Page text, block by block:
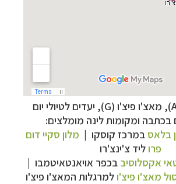
מאצ'ו פיצ'ו (G), יעדים לטיולי יום
בכתבה ומקומות לינה מומלצים:
בלאס במרכז קוסקו | מלון סקיי דום
פרוליד צ'ינצ'רו
אקסלוסיב בכפר אויאנטאיטמבו |
מאצ'ו פיצ'ולמרגלות המאצ'ו פיצ'ו